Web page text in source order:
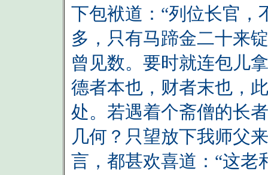
下包袱道：“列位长官，
多，只有马蹄金二十来
曾见数。要时就连包儿
德者本也，财者末也，
处。若遇着个斋僧的长
几何？只望放下我师父
言，都甚欢喜道：“这老